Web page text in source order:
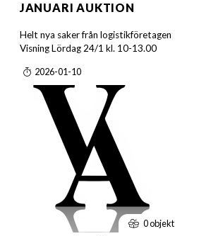
JANUARI AUKTION
Helt nya saker från logistikföretagen
Visning Lördag 24/1 kl. 10-13.00
2026-01-10
0 objekt